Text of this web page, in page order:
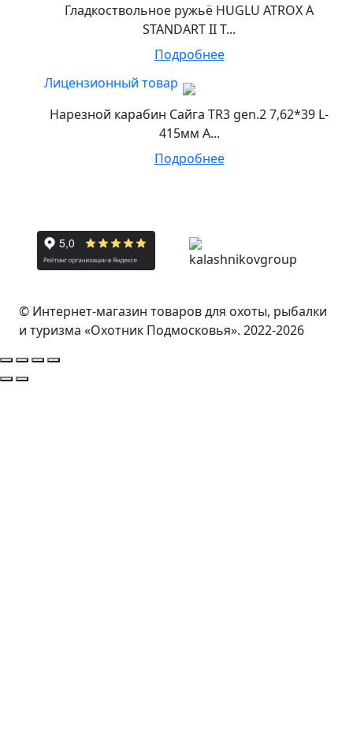
Гладкоствольное ружьё HUGLU ATROX A
STANDART II T...
Подробнее
Лицензионный товар
Нарезной карабин Сайга TR3 gen.2 7,62*39 L-
415мм А...
Подробнее
© Интернет-магазин товаров для охоты, рыбалки
и туризма «Охотник Подмосковья». 2022-2026